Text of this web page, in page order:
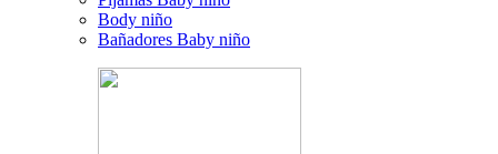
Body niño
Bañadores Baby niño